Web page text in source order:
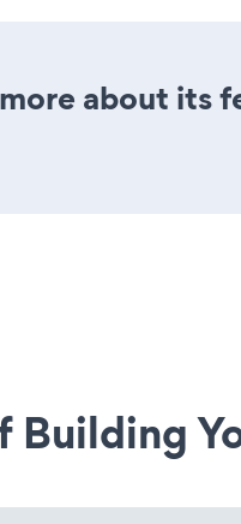
about its
Building